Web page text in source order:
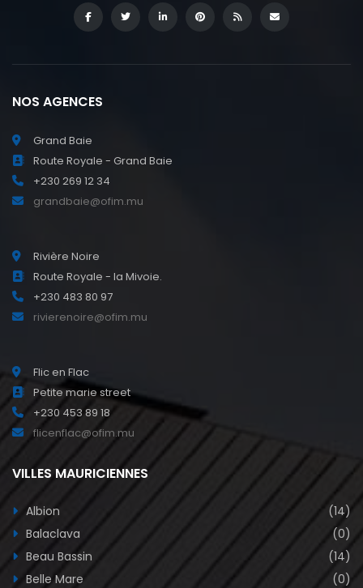
NOS AGENCES
Grand Baie
Route Royale - Grand Baie
+230 269 12 34
grandbaie@ofim.mu
Rivière Noire
Route Royale - la Mivoie.
+230 483 80 97
rivierenoire@ofim.mu
Flic en Flac
Petite marie street
+230 453 89 18
flicenflac@ofim.mu
VILLES MAURICIENNES
Albion
(14)
Balaclava
(0)
Beau Bassin
(14)
Belle Mare
(0)